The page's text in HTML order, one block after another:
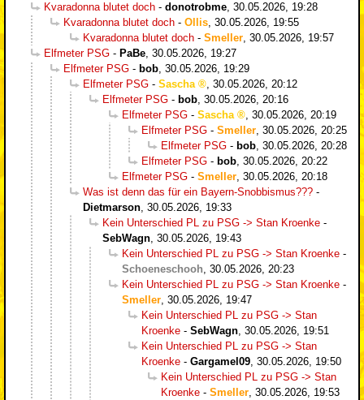
Kvaradonna blutet doch - donotrobme, 30.05.2026, 19:28
Kvaradonna blutet doch - Ollis, 30.05.2026, 19:55
Kvaradonna blutet doch - Smeller, 30.05.2026, 19:57
Elfmeter PSG - PaBe, 30.05.2026, 19:27
Elfmeter PSG - bob, 30.05.2026, 19:29
Elfmeter PSG - Sascha , 30.05.2026, 20:12
Elfmeter PSG - bob, 30.05.2026, 20:16
Elfmeter PSG - Sascha , 30.05.2026, 20:19
Elfmeter PSG - Smeller, 30.05.2026, 20:25
Elfmeter PSG - bob, 30.05.2026, 20:28
Elfmeter PSG - bob, 30.05.2026, 20:22
Elfmeter PSG - Smeller, 30.05.2026, 20:18
Was ist denn das für ein Bayern-Snobbismus??? -
Dietmarson, 30.05.2026, 19:33
Kein Unterschied PL zu PSG -> Stan Kroenke -
SebWagn, 30.05.2026, 19:43
Kein Unterschied PL zu PSG -> Stan Kroenke -
Schoeneschooh, 30.05.2026, 20:23
Kein Unterschied PL zu PSG -> Stan Kroenke -
Smeller, 30.05.2026, 19:47
Kein Unterschied PL zu PSG -> Stan
Kroenke - SebWagn, 30.05.2026, 19:51
Kein Unterschied PL zu PSG -> Stan
Kroenke - Gargamel09, 30.05.2026, 19:50
Kein Unterschied PL zu PSG -> Stan
Kroenke - Smeller, 30.05.2026, 19:53